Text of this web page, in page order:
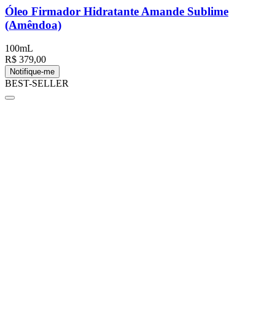
Óleo Firmador Hidratante Amande Sublime
(Amêndoa)
100mL
R$ 379,00
Notifique-me
BEST-SELLER